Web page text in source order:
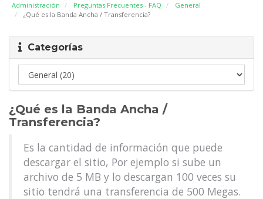
Administración Preguntas Frecuentes - FAQ
General
¿Qué es la Banda Ancha / Transferencia?
Categorías
¿Qué es la Banda Ancha /
Transferencia?
Es la cantidad de información que puede
descargar el sitio, Por ejemplo si sube un
archivo de 5 MB y lo descargan 100 veces su
sitio tendrá una transferencia de 500 Megas.